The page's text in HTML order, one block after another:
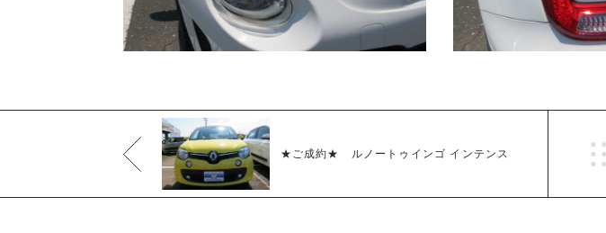
★ご成約★ ルノートゥインゴ インテンス